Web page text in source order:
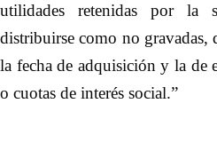
utilidades retenidas por la
distribuirse como no gravadas,
la fecha de adquisición y la de
o cuotas de interés social.”